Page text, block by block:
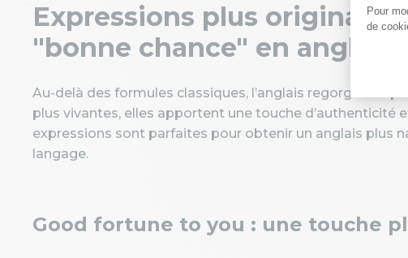
Expressions plus
"bonne chance" en anglais
Au-delà des formules classiques, l’anglais regorge
plus vivantes, elles apportent une touche d’authenticité
expressions sont parfaites pour obtenir un anglais plus
langage.
Good fortune to you : une touche